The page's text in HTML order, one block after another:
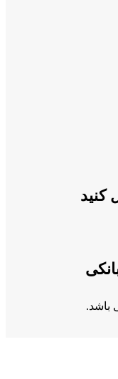
کنید
باشد.